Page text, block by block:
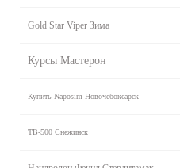
Gold Star Viper Зима
Курсы Мастерон
Купить Naposim Новочебоксарск
TB-500 Снежинск